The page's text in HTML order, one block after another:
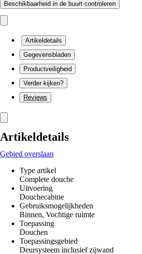
Beschikbaarheid in de buurt controleren
Artikeldetails
Gegevensbladen
Productveiligheid
Verder kijken?
Reviews
Artikeldetails
Gebied overslaan
Type artikel
Complete douche
Uitvoering
Douchecabine
Gebruiksmogelijkheden
Binnen, Vochtige ruimte
Toepassing
Douchen
Toepassingsgebied
Deursysteem inclusief zijwand